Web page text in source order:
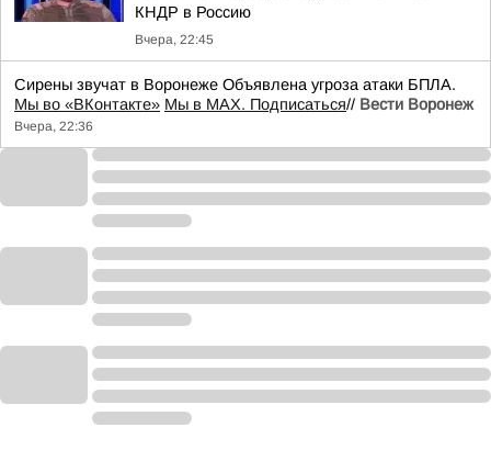
КНДР в Россию
Вчера, 22:45
Сирены звучат в Воронеже Объявлена угроза атаки БПЛА.
Мы во «ВКонтакте» Мы в MAX. Подписаться// Вести Воронеж
Вчера, 22:36